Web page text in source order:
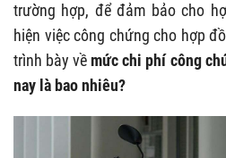
trường hợp, để đảm bảo cho
hiện việc công chứng cho hợp
trình bày về mức chi phí công
nay là bao nhiêu?